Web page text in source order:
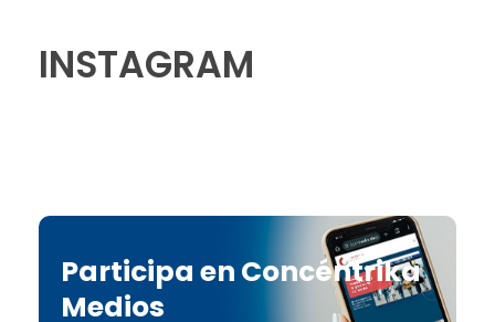
INSTAGRAM
Participa en Concéntrika
Medios